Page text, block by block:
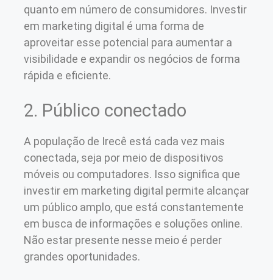
quanto em número de consumidores. Investir
em marketing digital é uma forma de
aproveitar esse potencial para aumentar a
visibilidade e expandir os negócios de forma
rápida e eficiente.
2. Público conectado
A população de Irecê está cada vez mais
conectada, seja por meio de dispositivos
móveis ou computadores. Isso significa que
investir em marketing digital permite alcançar
um público amplo, que está constantemente
em busca de informações e soluções online.
Não estar presente nesse meio é perder
grandes oportunidades.